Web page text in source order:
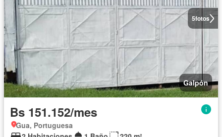
5fotos
Galpón
Bs 151.152/mes
Gua, Portuguesa